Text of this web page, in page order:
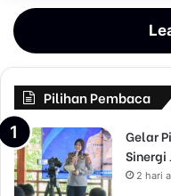
Pilihan Pembaca
Gelar
Sinergi
2 hari